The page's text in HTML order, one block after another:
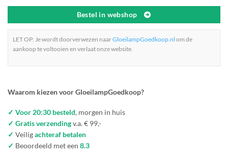
Bestel in webshop
LET OP: Je wordt doorverwezen naarGloeilampGoedkoop.nl om de
aankoop te voltooien en verlaat onze website.
Waarom kiezen voor GloeilampGoedkoop?
✓ Voor 20:30 besteld, morgen in huis
✓ Gratis verzendingv.a. € 99,-
✓ Veiligachteraf betalen
✓ Beoordeeld met een 8.3